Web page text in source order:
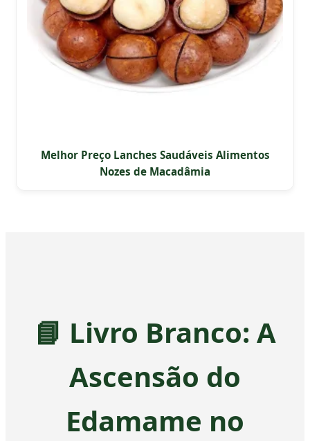
Melhor Preço Lanches Saudáveis Alimentos
Nozes de Macadâmia
📘 Livro Branco: A
Ascensão do
Edamame no